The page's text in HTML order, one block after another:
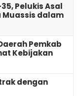
Pelukis Asal
Muassis dalam
Pemkab
Kebijakan
dengan